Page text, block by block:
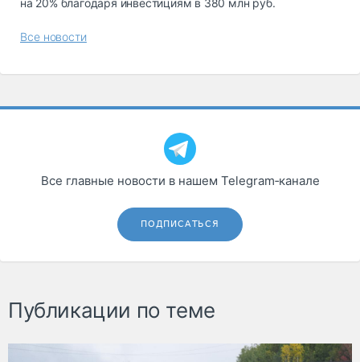
на 20% благодаря инвестициям в 380 млн руб.
Все новости
Все главные новости в нашем Telegram‑канале
ПОДПИСАТЬСЯ
Публикации по теме